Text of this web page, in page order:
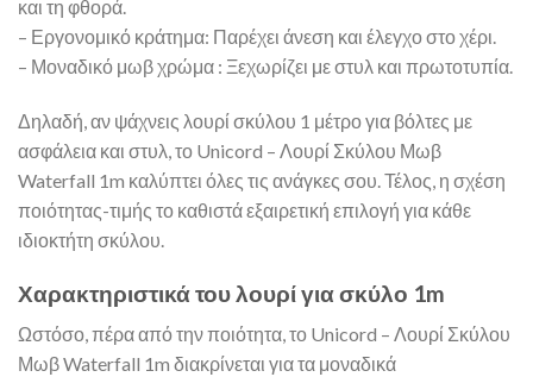
και τη φθορά.
– Εργονομικό κράτημα: Παρέχει άνεση και έλεγχο στο χέρι.
– Μοναδικό μωβ χρώμα : Ξεχωρίζει με στυλ και πρωτοτυπία.
Δηλαδή, αν ψάχνεις λουρί σκύλου 1 μέτρο για βόλτες με
ασφάλεια και στυλ, το Unicord – Λουρί Σκύλου Μωβ
Waterfall 1m καλύπτει όλες τις ανάγκες σου. Τέλος, η σχέση
ποιότητας-τιμής το καθιστά εξαιρετική επιλογή για κάθε
ιδιοκτήτη σκύλου.
Χαρακτηριστικά του λουρί για σκύλο 1m
Ωστόσο, πέρα από την ποιότητα, το Unicord – Λουρί Σκύλου
Μωβ Waterfall 1m διακρίνεται για τα μοναδικά